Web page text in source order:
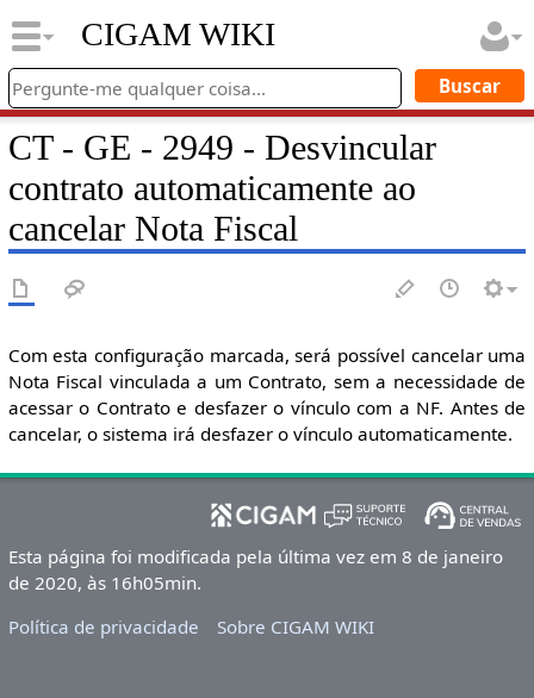
CIGAM WIKI
CT - GE - 2949 - Desvincular
contrato automaticamente ao
cancelar Nota Fiscal
Com esta configuração marcada, será possível cancelar uma
Nota Fiscal vinculada a um Contrato, sem a necessidade de
acessar o Contrato e desfazer o vínculo com a NF. Antes de
cancelar, o sistema irá desfazer o vínculo automaticamente.
Esta página foi modificada pela última vez em 8 de janeiro
de 2020, às 16h05min.
Política de privacidade
Sobre CIGAM WIKI